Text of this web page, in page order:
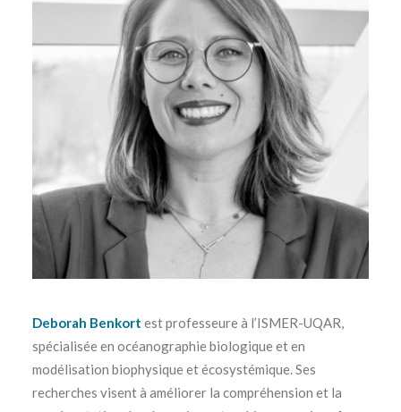
Deborah Benkort est professeure à l’ISMER-UQAR,
spécialisée en océanographie biologique et en
modélisation biophysique et écosystémique. Ses
recherches visent à améliorer la compréhension et la